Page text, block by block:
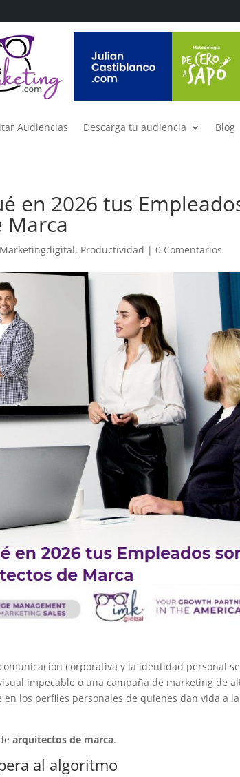
Audiencias Descarga tu audiencia Blog
en 2026 tus
Marca
Marketingdigital, Productividad |0 Comentarios
corporativa y la identidad personal se
impecable o una campaña de marketing de
los perfiles personales de quienes dan vida a la
arquitectos de marca.
al algoritmo